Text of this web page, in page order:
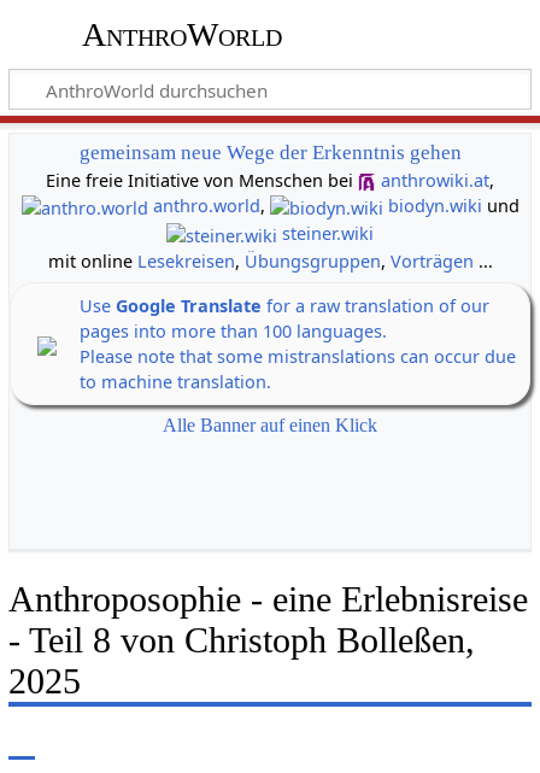
AnthroWorld
gemeinsam neue Wege der Erkenntnis gehen
Eine freie Initiative von Menschen bei
anthrowiki.at,
anthro.world, biodyn.wiki und
steiner.wiki
mit online Lesekreisen, Übungsgruppen, Vorträgen ...
Use Google Translate for a raw translation of our
pages into more than 100 languages.
Please note that some mistranslations can occur due
to machine translation.
Alle Banner auf einen Klick
Anthroposophie - eine Erlebnisreise
- Teil 8 von Christoph Bolleßen,
2025